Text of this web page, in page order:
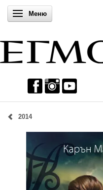
Включи навигацията
Меню
2014